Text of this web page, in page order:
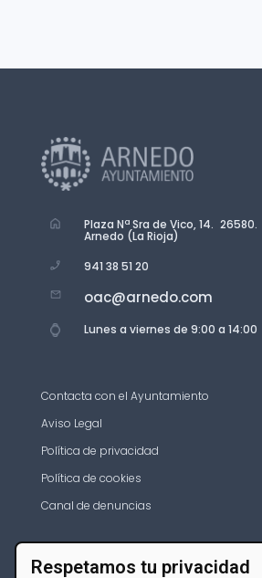
Plaza Nª Sra de Vico, 14. 26580.
Arnedo (La Rioja)
941 38 51 20
oac@arnedo.com
Lunes a viernes de 9:00 a 14:00
Contacta con el Ayuntamiento
Aviso Legal
Política de privacidad
Política de cookies
Canal de denuncias
Respetamos tu privacidad